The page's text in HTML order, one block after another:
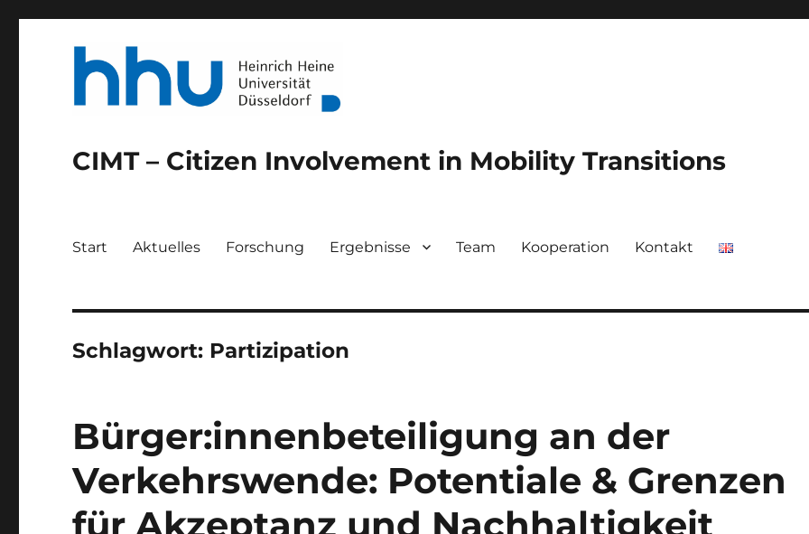
CIMT – Citizen Involvement in Mobility Transitions
Start Aktuelles Forschung Ergebnisse Team Kooperation Kontakt
Schlagwort: Partizipation
Bürger:innenbeteiligung an der
Verkehrswende: Potentiale & Grenzen
für Akzeptanz und Nachhaltigkeit